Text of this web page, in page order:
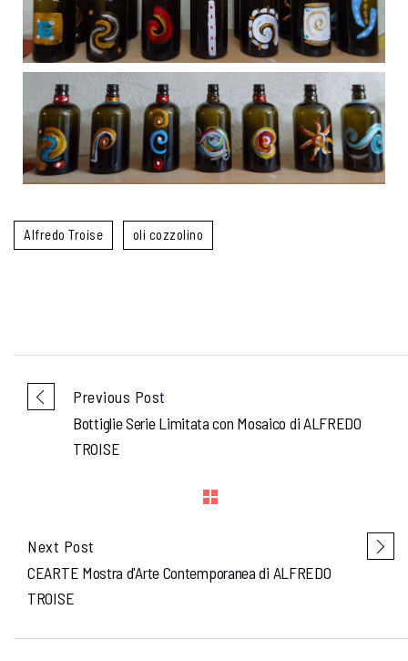
Alfredo Troise oli cozzolino
Previous Post
Bottiglie Serie Limitata con Mosaico di ALFREDO
TROISE
Next Post
CEARTE Mostra d'Arte Contemporanea di ALFREDO
TROISE